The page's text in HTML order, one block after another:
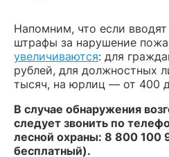
Напомним, что если
штрафы за нарушение
увеличиваются: для
рублей, для должностных
тысяч, на юрлиц — от 400
В случае обнаружения
следует звонить по
лесной охраны: 8 800 100
бесплатный).